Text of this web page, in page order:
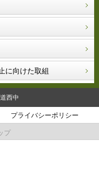
に向けた取組
西中
プライバシーポリシー
プ